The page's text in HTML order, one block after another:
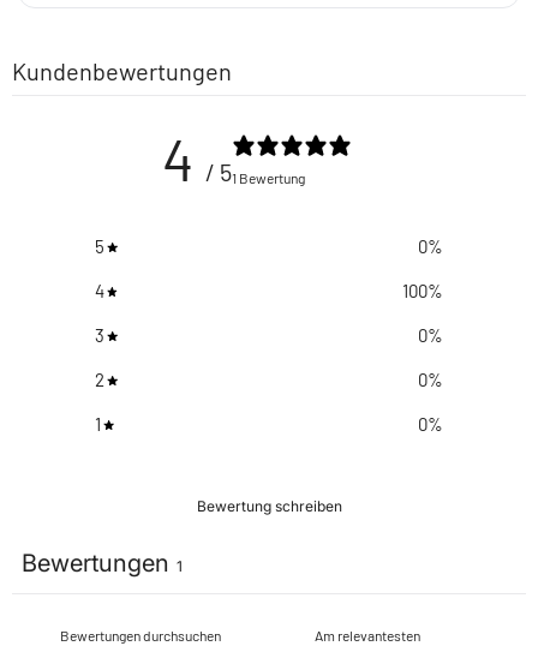
Kundenbewertungen
4 / 51 Bewertung
5 0%
4 100%
3 0%
2 0%
1 0%
Bewertung schreiben
Bewertungen 1